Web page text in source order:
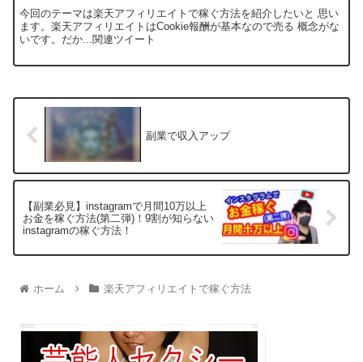
今回のテーマは楽天アフィリエイトで稼ぐ方法を紹介したいと 思い
ます。楽天アフィリエイトはCookie報酬が基本なので売る 概念がな
いです。だか...関連ツイート
副業で収入アップ
【副業必見】instagramで月間10万以上
お金を稼ぐ方法(第二弾)！9割が知らない
instagramの稼ぐ方法！
ホーム 楽天アフィリエイトで稼ぐ方法